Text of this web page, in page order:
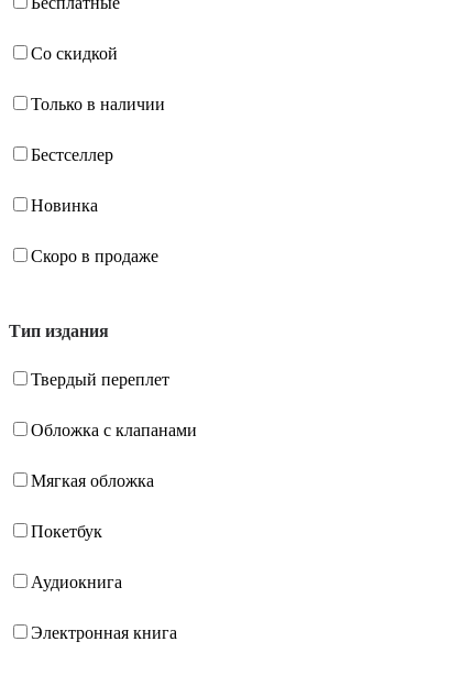
Со скидкой
Только в наличии
Бестселлер
Новинка
Скоро в продаже
Тип издания
Твердый переплет
Обложка с клапанами
Мягкая обложка
Покетбук
Аудиокнига
Электронная книга